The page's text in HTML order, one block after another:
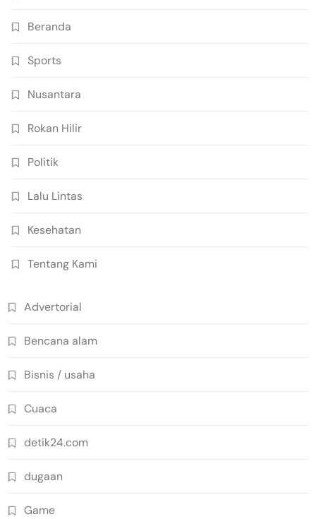
Beranda
Sports
Nusantara
Rokan Hilir
Politik
Lalu Lintas
Kesehatan
Tentang Kami
Advertorial
Bencana alam
Bisnis / usaha
Cuaca
detik24.com
dugaan
Game